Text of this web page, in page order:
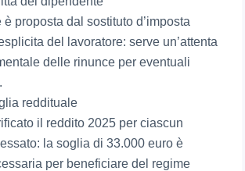
è proposta dal sostituto d’imposta
del lavoratore: serve un’attenta
delle rinunce per eventuali
reddituale
il reddito 2025 per ciascun
la soglia di 33.000 euro è
per beneficiare del regime